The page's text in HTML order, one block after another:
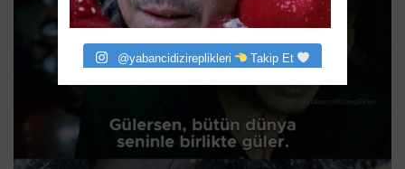
@yabancidizireplikleri Takip Et